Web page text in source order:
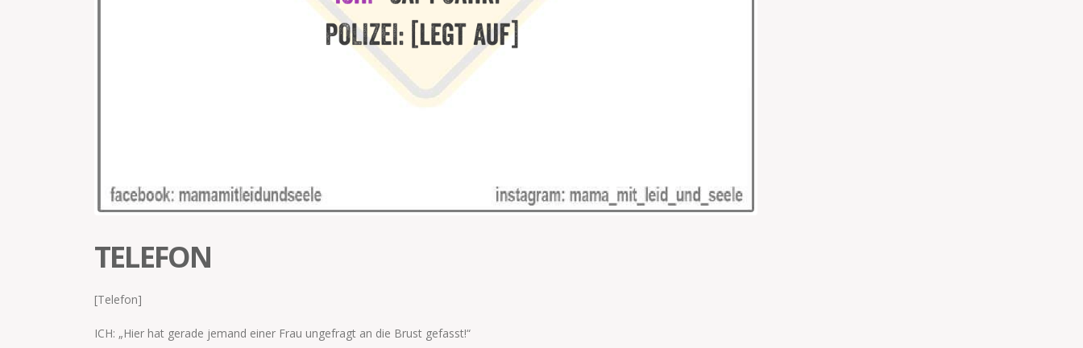
TELEFON
[Telefon]
ICH: „Hier hat gerade jemand einer Frau ungefragt an die Brust gefasst!“